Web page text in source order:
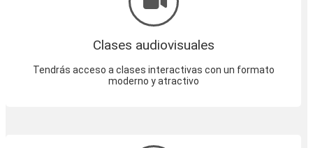
Clases audiovisuales
Tendrás acceso a clases interactivas con un formato
moderno y atractivo